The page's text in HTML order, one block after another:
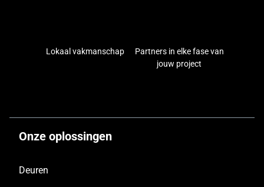
Lokaal vakmanschap
Partners in elke fase van
jouw project
Onze oplossingen
Deuren